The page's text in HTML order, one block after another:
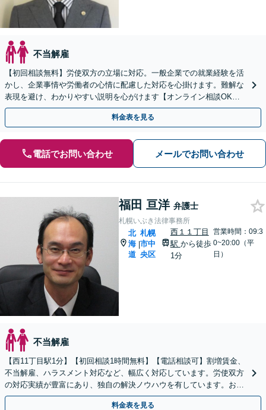
不当解雇
【初回相談無料】労使双方の立場に対応。一般企業での就業経験を活
かし、企業事情や労働者の心情に配慮した対応を心掛けます。難解な
表現を避け、わかりやすい説明を心がけます【オンライン相談OK】
【休日・夜間相談可】【札幌駅5分】
料金表を見る
電話でお問い合わせ メールでお問い合わせ
福田 亘洋 弁護士
札幌いぶき法律事務所
北
海
道
|
札幌
市中
央区
西１１丁目
駅 から徒歩
1分
営業時間：09:3
0~20:00（平
日）
不当解雇
【西11丁目駅1分】【初回相談1時間無料】【電話相談可】割増賃金、
不当解雇、ハラスメント対応など、幅広く対応しています。労使双方
の対応実績が豊富にあり、独自の解決ノウハウを有しています。お困
りの際は、ぜひご相談ください。
料金表を見る